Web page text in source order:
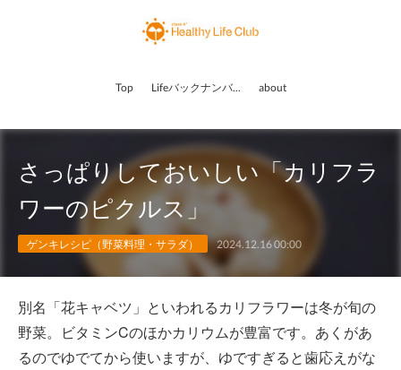
Top Lifeバックナンバー about
さっぱりしておいしい「カリフラ
ワーのピクルス」
ゲンキレシピ（野菜料理・サラダ） 2024.12.16 00:00
別名「花キャベツ」といわれるカリフラワーは冬が旬の
野菜。ビタミンCのほかカリウムが豊富です。あくがあ
るのでゆでてから使いますが、ゆですぎると歯応えがな